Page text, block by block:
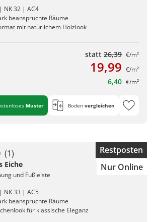
NK 32 | AC4
beanspruchte Räume
mit natürlichem Holzlook
statt 26,39 €/m²
19,99 €/m²
6,40 €/m²
Muster Boden vergleichen
Restposten
Nur Online
(1)
Eiche
und Fußleiste
NK 33 | AC5
beanspruchte Räume
für klassische Eleganz